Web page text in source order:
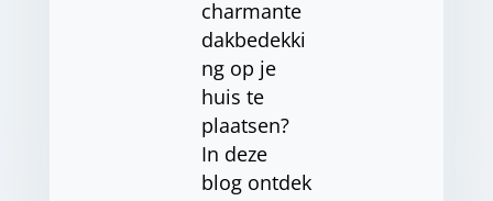
charmante
dakbedekki
ng op je
huis te
plaatsen?
In deze
blog ontdek